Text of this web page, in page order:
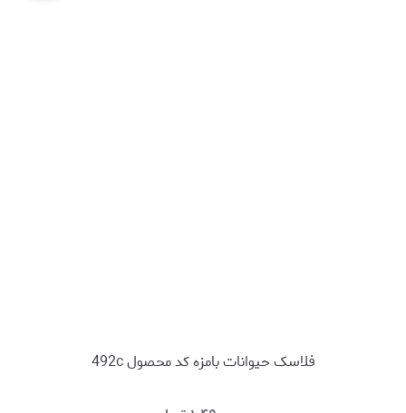
فلاسک حیوانات بامزه کد محصول 492c